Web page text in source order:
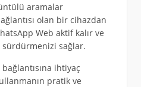
aramalar
olan bir cihazdan
Web aktif kalır ve
sürdürmenizi sağlar.
ihtiyaç
pratik ve